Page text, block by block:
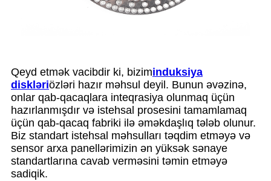
Qeyd etmək vacibdir ki, biziminduksiya
diskləriözləri hazır məhsul deyil. Bunun əvəzinə,
onlar qab-qacaqlara inteqrasiya olunmaq üçün
hazırlanmışdır və istehsal prosesini tamamlamaq
üçün qab-qacaq fabriki ilə əməkdaşlıq tələb olunur.
Biz standart istehsal məhsulları təqdim etməyə və
sensor arxa panellərimizin ən yüksək sənaye
standartlarına cavab verməsini təmin etməyə
sadiqik.